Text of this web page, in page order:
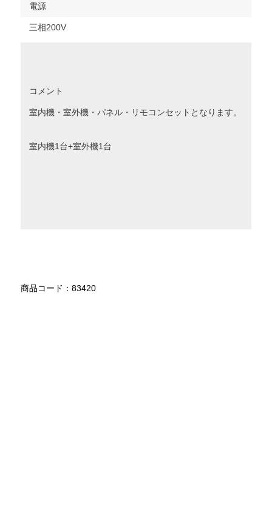
電源
三相200V
コメント
室内機・室外機・パネル・リモコンセットとなります。
室内機1台+室外機1台
商品コード：83420